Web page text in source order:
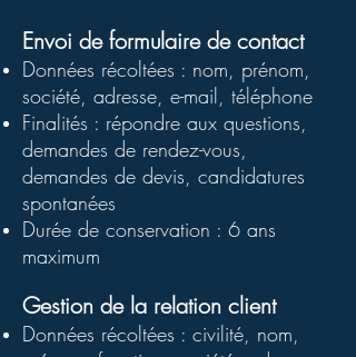
Envoi de formulaire de contact
Données récoltées : nom, prénom,
société, adresse, e-mail, téléphone
Finalités : répondre aux questions,
demandes de rendez-vous,
demandes de devis, candidatures
spontanées
Durée de conservation : 6 ans
maximum
Gestion de la relation client
Données récoltées : civilité, nom,